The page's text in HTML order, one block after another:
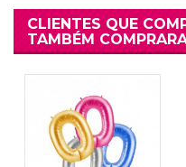
CLIENTES QUE
TAMBÉM